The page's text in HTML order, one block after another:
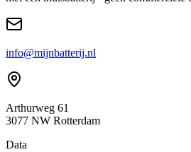
info@mijnbatterij.nl
Arthurweg 61
3077 NW Rotterdam
Data